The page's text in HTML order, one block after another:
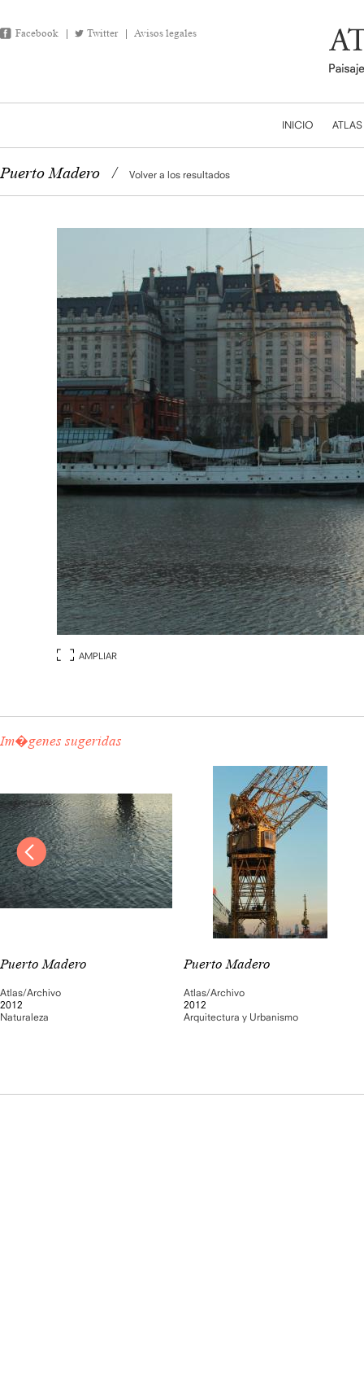
Facebook Twitter Avisos legales
INICIO ATLAS
Puerto Madero / Volver a los resultados
AMPLIAR
Im�genes sugeridas
Puerto Madero
Atlas/Archivo
2012
Naturaleza
Puerto Madero
Atlas/Archivo
2012
Arquitectura y Urbanismo